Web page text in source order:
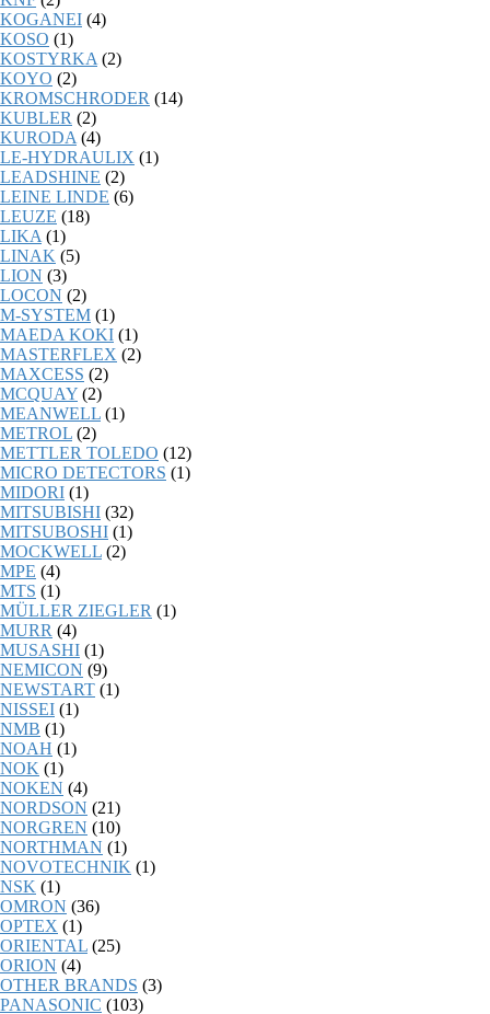
KOGANEI (4)
KOSO (1)
KOSTYRKA (2)
KOYO (2)
KROMSCHRODER (14)
KUBLER (2)
KURODA (4)
LE-HYDRAULIX (1)
LEADSHINE (2)
LEINE LINDE (6)
LEUZE (18)
LIKA (1)
LINAK (5)
LION (3)
LOCON (2)
M-SYSTEM (1)
MAEDA KOKI (1)
MASTERFLEX (2)
MAXCESS (2)
MCQUAY (2)
MEANWELL (1)
METROL (2)
METTLER TOLEDO (12)
MICRO DETECTORS (1)
MIDORI (1)
MITSUBISHI (32)
MITSUBOSHI (1)
MOCKWELL (2)
MPE (4)
MTS (1)
MÜLLER ZIEGLER (1)
MURR (4)
MUSASHI (1)
NEMICON (9)
NEWSTART (1)
NISSEI (1)
NMB (1)
NOAH (1)
NOK (1)
NOKEN (4)
NORDSON (21)
NORGREN (10)
NORTHMAN (1)
NOVOTECHNIK (1)
NSK (1)
OMRON (36)
OPTEX (1)
ORIENTAL (25)
ORION (4)
OTHER BRANDS (3)
PANASONIC (103)